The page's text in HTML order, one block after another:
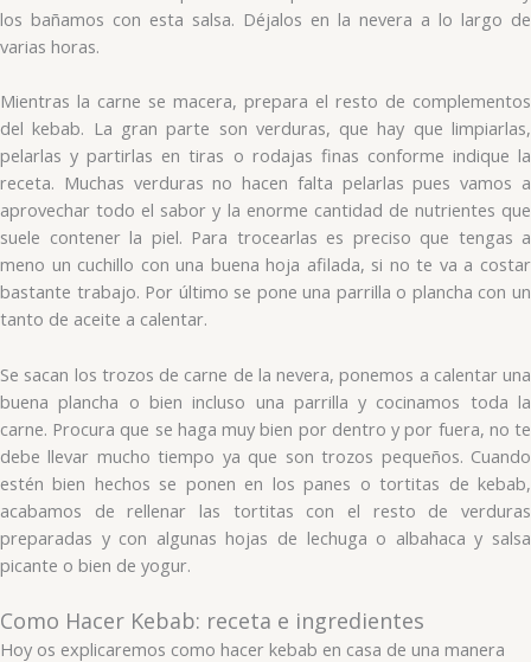
los bañamos con esta salsa. Déjalos en la nevera a lo largo de
varias horas.
Mientras la carne se macera, prepara el resto de complementos
del kebab. La gran parte son verduras, que hay que limpiarlas,
pelarlas y partirlas en tiras o rodajas finas conforme indique la
receta. Muchas verduras no hacen falta pelarlas pues vamos a
aprovechar todo el sabor y la enorme cantidad de nutrientes que
suele contener la piel. Para trocearlas es preciso que tengas a
meno un cuchillo con una buena hoja afilada, si no te va a costar
bastante trabajo. Por último se pone una parrilla o plancha con un
tanto de aceite a calentar.
Se sacan los trozos de carne de la nevera, ponemos a calentar una
buena plancha o bien incluso una parrilla y cocinamos toda la
carne. Procura que se haga muy bien por dentro y por fuera, no te
debe llevar mucho tiempo ya que son trozos pequeños. Cuando
estén bien hechos se ponen en los panes o tortitas de kebab,
acabamos de rellenar las tortitas con el resto de verduras
preparadas y con algunas hojas de lechuga o albahaca y salsa
picante o bien de yogur.
Como Hacer Kebab: receta e ingredientes
Hoy os explicaremos como hacer kebab en casa de una manera